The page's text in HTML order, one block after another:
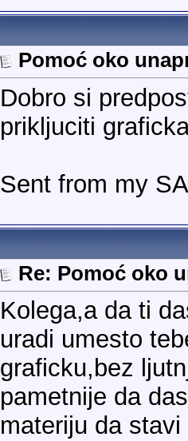
Pomoć oko
Dobro si
prikljuciti
Sent from my
Re: Pomoć oko
Kolega,a da ti
uradi umesto
graficku,bez
pametnije da
materiju da stavi